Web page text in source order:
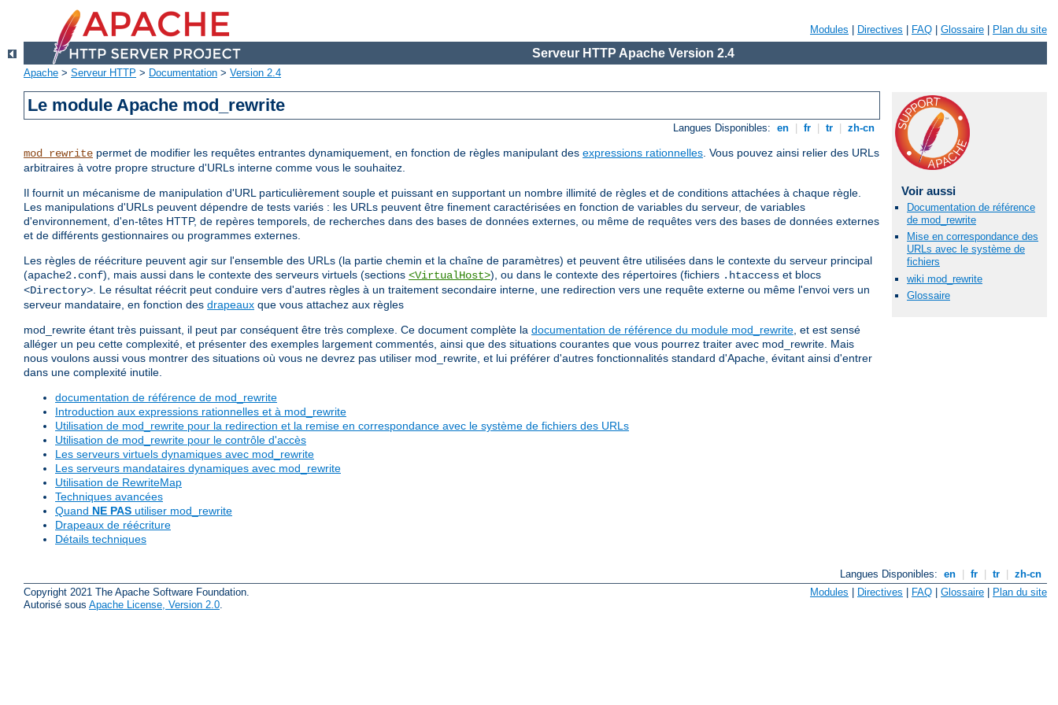
Modules Directives FAQ Glossaire Plan du site
Serveur HTTP Apache Version 2.4
Apache > Serveur HTTP > Documentation > Version 2.4
Le module Apache mod_rewrite
Langues Disponibles: en fr tr zh-cn
mod_rewrite permet de modifier les requêtes entrantes dynamiquement, en fonction de règles manipulant des expressions rationnelles. Vous pouvez ainsi relier des URLs
arbitraires à votre propre structure d'URLs interne comme vous le souhaitez.
Il fournit un mécanisme de manipulation d'URL particulièrement souple et puissant en supportant un nombre illimité de règles et de conditions attachées à chaque règle.
Les manipulations d'URLs peuvent dépendre de tests variés : les URLs peuvent être finement caractérisées en fonction de variables du serveur, de variables
d'environnement, d'en-têtes HTTP, de repères temporels, de recherches dans des bases de données externes, ou même de requêtes vers des bases de données externes
et de différents gestionnaires ou programmes externes.
Les règles de réécriture peuvent agir sur l'ensemble des URLs (la partie chemin et la chaîne de paramètres) et peuvent être utilisées dans le contexte du serveur principal
(apache2.conf), mais aussi dans le contexte des serveurs virtuels (sections <VirtualHost>), ou dans le contexte des répertoires (fichiers .htaccess et blocs
<Directory>. Le résultat réécrit peut conduire vers d'autres règles à un traitement secondaire interne, une redirection vers une requête externe ou même l'envoi vers un
serveur mandataire, en fonction des drapeaux que vous attachez aux règles
mod_rewrite étant très puissant, il peut par conséquent être très complexe. Ce document complète la documentation de référence du module mod_rewrite, et est sensé
alléger un peu cette complexité, et présenter des exemples largement commentés, ainsi que des situations courantes que vous pourrez traiter avec mod_rewrite. Mais
nous voulons aussi vous montrer des situations où vous ne devrez pas utiliser mod_rewrite, et lui préférer d'autres fonctionnalités standard d'Apache, évitant ainsi d'entrer
dans une complexité inutile.
documentation de référence de mod_rewrite
Introduction aux expressions rationnelles et à mod_rewrite
Utilisation de mod_rewrite pour la redirection et la remise en correspondance avec le système de fichiers des URLs
Utilisation de mod_rewrite pour le contrôle d'accès
Les serveurs virtuels dynamiques avec mod_rewrite
Les serveurs mandataires dynamiques avec mod_rewrite
Utilisation de RewriteMap
Techniques avancées
Quand NE PAS utiliser mod_rewrite
Drapeaux de réécriture
Détails techniques
Voir aussi
Documentation de référence
de mod_rewrite
Mise en correspondance des
URLs avec le système de
fichiers
wiki mod_rewrite
Glossaire
Langues Disponibles: en fr tr
zh-cn
Copyright 2021 The Apache Software Foundation.
Autorisé sous Apache License, Version 2.0
Modules | Directives | FAQ | Glossaire | Plan du site